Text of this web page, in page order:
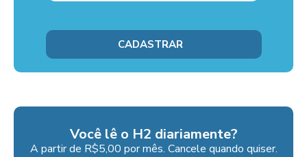
Você lê o H2 diariamente?
A partir de R$5,00 por mês. Cancele quando quiser.